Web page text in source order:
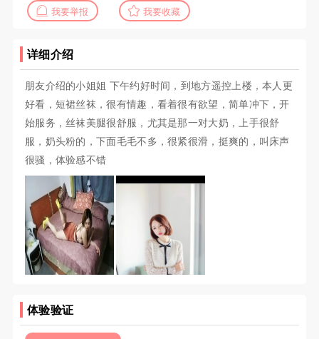
我要举报 我要收藏
详细介绍
朋友介绍的小姐姐 下午约好时间，到地方遥控上楼，本人更
好看，短裙丝袜，很有情趣，看着很有欲望，简单冲下，开
始服务，丝袜美腿很舒服，尤其是那一对大奶，上手很舒
服，奶头粉的，下面毛毛不多，很紧很滑，挺爽的，叫床声
很骚，体验感不错
体验验证